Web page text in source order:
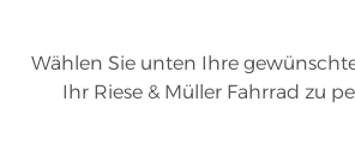
Wählen Sie unten Ihre
Ihr Riese & Müller Fahrrad zu